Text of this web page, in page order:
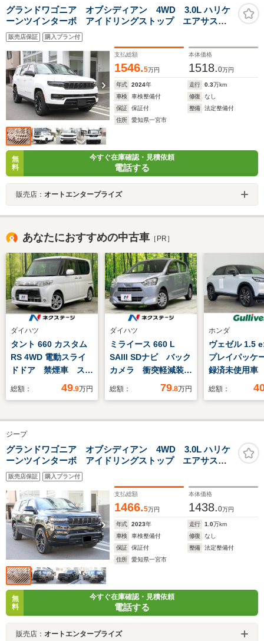
グランドワゴニア オブシディアン 4WD 3.0L ハリケ
ーンツインターボ アイドリングストップ エアサス
フロントマッサージシート ヘッドアップディスプレ
イ 助手席モニター リアモニター ワイヤレスチャー
ジ パノラマルーフ パワーサイドステップ
販売店保証 購入プラン付
支払総額
1546.5万円
本体価格
1518.0万円
年式 2024年 走行 0.3万km
車検
車検整備付 修復
なし
保証
保証付 整備
法定整備付
住所
愛知県一宮市
無
料
今すぐ在庫確認・見積依頼
電話する
販売店： オートエンタープライズ
あなたにおすすめの中古車 ［PR］
ダイハツ
タント 660 カスタム
RS 4WD 電動スライ
ドドア 禁煙車 スマ
ートキー HIDヘッ
AW オートエアコ
ン オーディオ CD
再生 電動格納ミラ
ー プライバシーガラ
ス 盗難防止システム
総額： 49.9万円
ダイハツ
ミライース 660 L
SAIII SDナビ バック
カメラ 衝突軽減装
置 禁煙車 障害物セ
Bluetooth 車線逸脱
能 先行車発進通知
ドアバイザー
総額： 79.8万円
ホンダ
ヴェゼル 1.5
プレイパッケ
録済未使用車
コネクトディ
ミアムオーデ
センシング
ス充電器
ンサー
総額：
ジープ
グランドワゴニア オブシディアン 4WD 3.0L ハリケ
ーンツインターボ アイドリングストップ エアサスペ
ンション フロントマッサージシート ヘッドアップデ
ィスプレイ 助手席モニター ワイヤレスチャージン
グ パノラマルーフ パワーサイドステップ
販売店保証 購入プラン付
支払総額
1466.5万円
本体価格
1438.0万円
年式 2023年 走行 1.0万km
車検
車検整備付 修復
なし
保証
保証付 整備
法定整備付
住所
愛知県一宮市
無
料
今すぐ在庫確認・見積依頼
電話する
販売店： オートエンタープライズ